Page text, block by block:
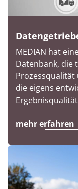
MEDIAN hat
Datenbank, die
die eigens
mehr erfahren